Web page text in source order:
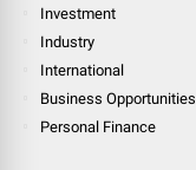
Investment
Industry
International
Business Opportunities
Personal Finance